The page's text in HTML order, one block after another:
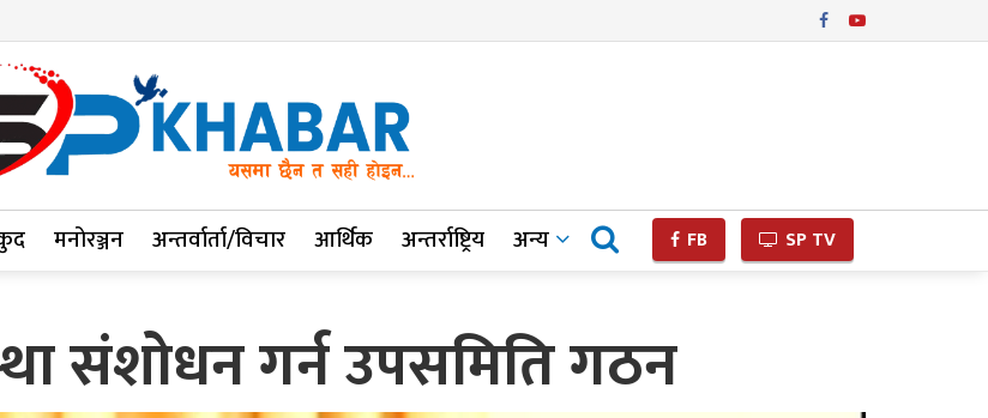
मनोरञ्जन अन्तर्वार्ता/विचार आर्थिक अन्तर्राष्ट्रिय अन्य FB SP TV
संशोधन गर्न उपसमिति गठन